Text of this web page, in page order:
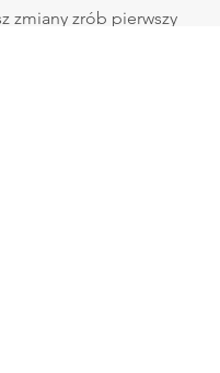
zmiany zrób pierwszy